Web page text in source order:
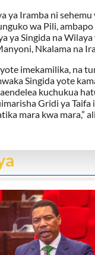
ya Iramba ni sehemu
wa Pili,
ya Singida na Wilaya
Nkalama na
imekamilika, na
Singida yote
kuchukua
Gridi ya
mara kwa mara,”